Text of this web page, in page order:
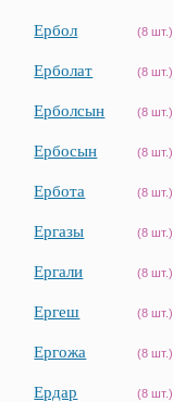
Ербол (8 шт.)
Ерболат (8 шт.)
Ерболсын (8 шт.)
Ербосын (8 шт.)
Ербота (8 шт.)
Ергазы (8 шт.)
Ергали (8 шт.)
Ергеш (8 шт.)
Ергожа (8 шт.)
Ердар (8 шт.)